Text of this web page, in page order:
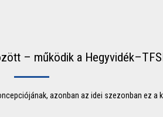
– működik a
azonban az idei szezonban ez